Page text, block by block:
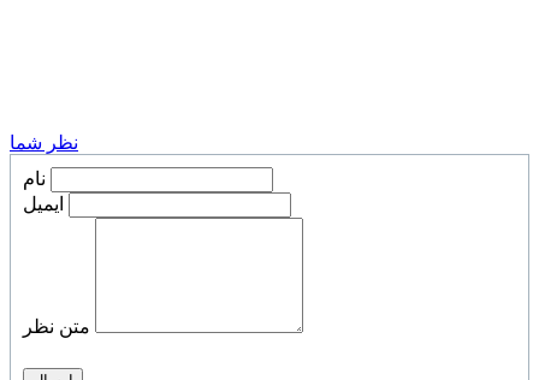
نظر شما
نام
ایمیل
متن نظر